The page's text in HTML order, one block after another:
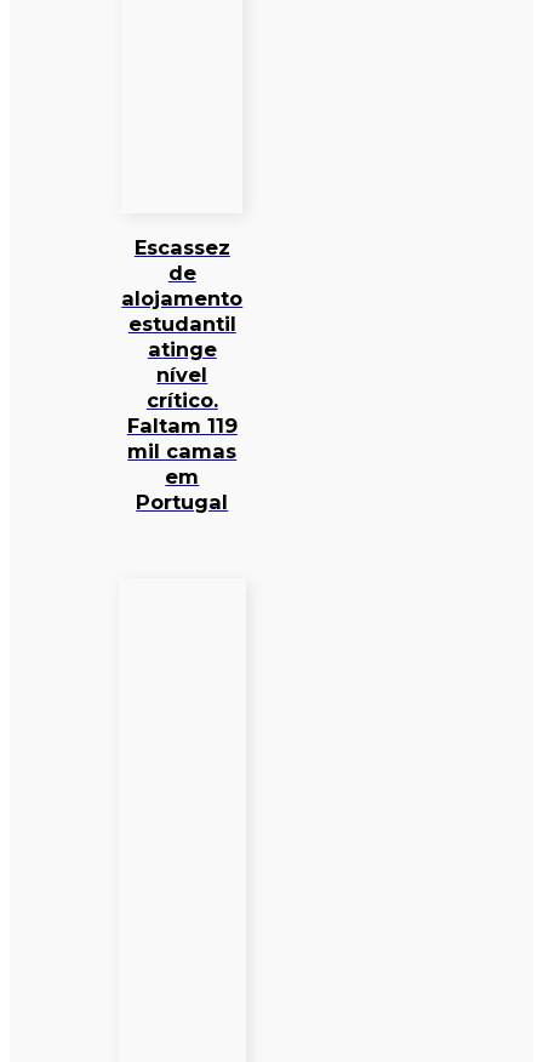
Escassez
de
alojamento
estudantil
atinge
nível
crítico.
Faltam 119
mil camas
em
Portugal